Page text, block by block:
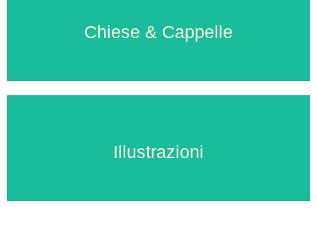
Chiese & Cappelle
Illustrazioni